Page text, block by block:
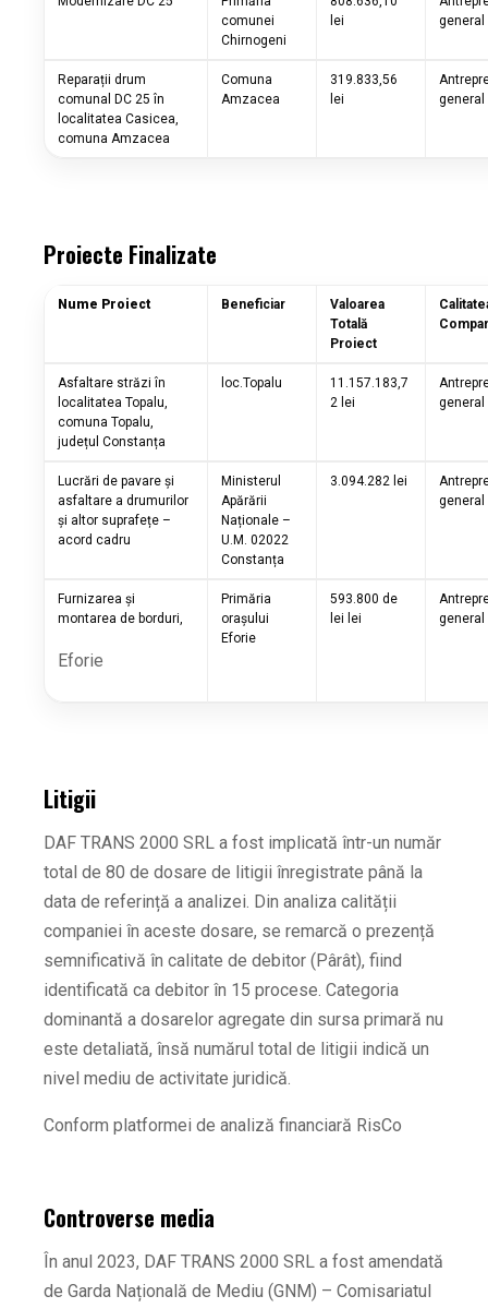
comunei
Chirnogeni
lei
general
Reparații drum
comunal DC 25 în
localitatea Casicea,
comuna Amzacea
Comuna
Amzacea
319.833,56
lei
general
Proiecte Finalizate
Nume Proiect Beneficiar
Valoarea
Totală
Proiect
Asfaltare străzi în
localitatea Topalu,
comuna Topalu,
județul Constanța
loc.Topalu
11.157.183,7
2 lei
general
Lucrări de pavare și
asfaltare a drumurilor
și altor suprafețe –
acord cadru
Ministerul
Apărării
Naționale –
U.M. 02022
Constanța
3.094.282 lei
general
Furnizarea și
montarea de borduri,
Eforie
Primăria
orașului
Eforie
593.800 de
lei lei
general
Litigii
DAF TRANS 2000 SRL a fost implicată într-un număr
total de 80 de dosare de litigii înregistrate până la
data de referință a analizei. Din analiza calității
companiei în aceste dosare, se remarcă o prezență
semnificativă în calitate de debitor (Pârât), fiind
identificată ca debitor în 15 procese. Categoria
dominantă a dosarelor agregate din sursa primară nu
este detaliată, însă numărul total de litigii indică un
nivel mediu de activitate juridică.
Conform platformei de analiză financiară RisCo
Controverse media
În anul 2023, DAF TRANS 2000 SRL a fost amendată
de Garda Națională de Mediu (GNM) – Comisariatul